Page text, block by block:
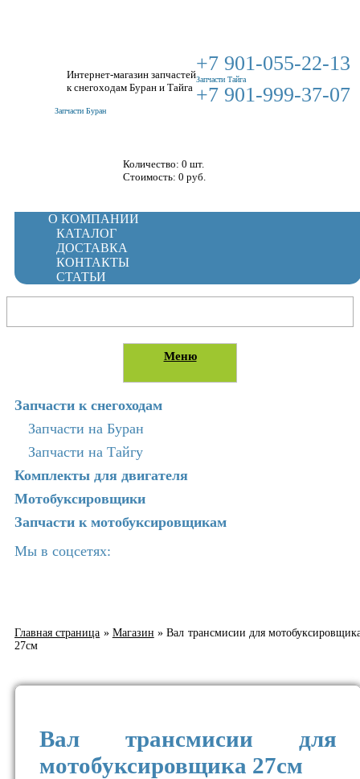
Интернет-магазин запчастей
к снегоходам Буран и Тайга
+7 901-055-22-13
Запчасти Тайга
+7 901-999-37-07
Запчасти Буран
Количество: 0 шт.
Стоимость: 0 руб.
О КОМПАНИИ
КАТАЛОГ
ДОСТАВКА
КОНТАКТЫ
СТАТЬИ
Меню
Запчасти к снегоходам
Запчасти на Буран
Запчасти на Тайгу
Комплекты для двигателя
Мотобуксировщики
Запчасти к мотобуксировщикам
Мы в соцсетях:
Главная страница » Магазин »Вал трансмисии для
27см
Вал трансмисии для
мотобуксировщика 27см